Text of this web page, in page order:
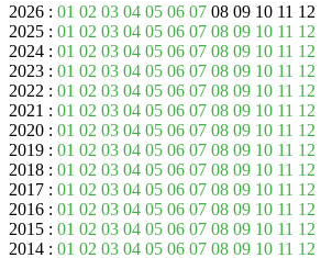
2026 : 01 02 03 04 05 06 07 08 09 10 11 12
2025 : 01 02 03 04 05 06 07 08 09 10 11 12
2024 : 01 02 03 04 05 06 07 08 09 10 11 12
2023 : 01 02 03 04 05 06 07 08 09 10 11 12
2022 : 01 02 03 04 05 06 07 08 09 10 11 12
2021 : 01 02 03 04 05 06 07 08 09 10 11 12
2020 : 01 02 03 04 05 06 07 08 09 10 11 12
2019 : 01 02 03 04 05 06 07 08 09 10 11 12
2018 : 01 02 03 04 05 06 07 08 09 10 11 12
2017 : 01 02 03 04 05 06 07 08 09 10 11 12
2016 : 01 02 03 04 05 06 07 08 09 10 11 12
2015 : 01 02 03 04 05 06 07 08 09 10 11 12
2014 : 01 02 03 04 05 06 07 08 09 10 11 12